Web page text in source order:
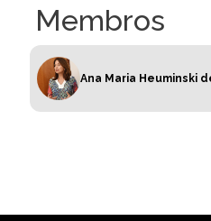
Membros
Ana Maria Heuminski